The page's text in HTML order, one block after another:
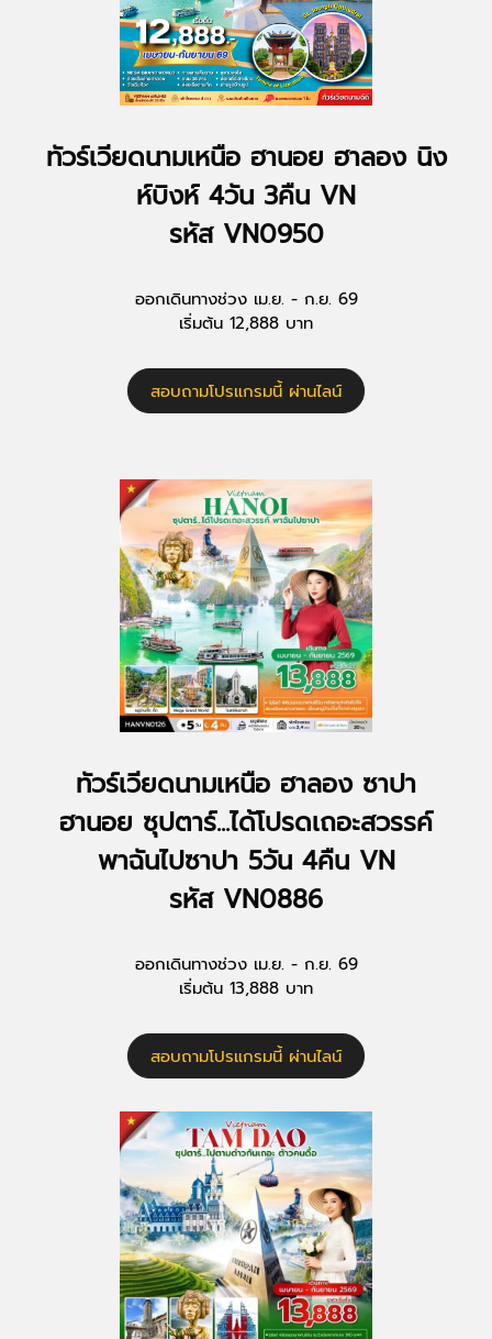
ทัวร์เวียดนามเหนือ ฮานอย ฮาลอง นิง
ห์บิงห์ 4วัน 3คืน VN
รหัส VN0950
ออกเดินทางช่วง เม.ย. - ก.ย. 69
เริ่มต้น 12,888 บาท
สอบถามโปรแกรมนี้ ผ่านไลน์
ทัวร์เวียดนามเหนือ ฮาลอง ซาปา
ฮานอย ซุปตาร์...ได้โปรดเถอะสวรรค์
พาฉันไปซาปา 5วัน 4คืน VN
รหัส VN0886
ออกเดินทางช่วง เม.ย. - ก.ย. 69
เริ่มต้น 13,888 บาท
สอบถามโปรแกรมนี้ ผ่านไลน์